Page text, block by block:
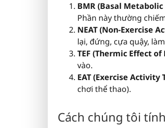
BMR (Basal Metabolic
Phần này thường
NEAT (Non-Exercise
lại, đứng, cựa quậy,
TEF (Thermic Effect of
vào.
EAT (Exercise Activity
chơi thể thao).
Cách chúng tôi